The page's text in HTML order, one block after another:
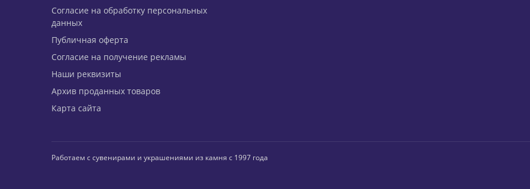
Согласие на обработку персональных
данных
Публичная оферта
Согласие на получение рекламы
Наши реквизиты
Архив проданных товаров
Карта сайта
Работаем с сувенирами и украшениями из камня с 1997 года